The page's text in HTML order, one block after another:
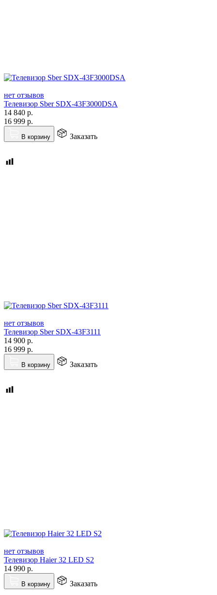
нет отзывов
Телевизор Sber SDX-43F3000DSA
14 840 р.
16 999 р.
В корзину Заказать
нет отзывов
Телевизор Sber SDX-43F3111
14 900 р.
16 999 р.
В корзину Заказать
нет отзывов
Телевизор Haier 32 LED S2
14 990 р.
В корзину Заказать